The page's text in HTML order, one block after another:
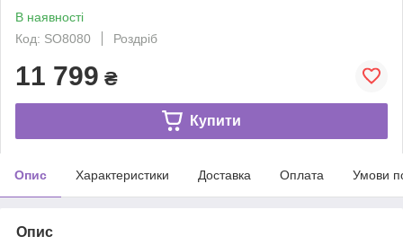
В наявності
Код: SO8080
Роздріб
11 799 ₴
Купити
Опис Характеристики Доставка Оплата Умови
Опис